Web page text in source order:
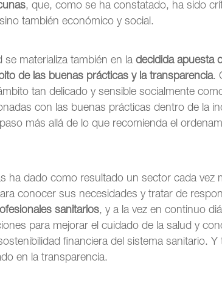
, que, como se ha constatado, ha sido
también económico y social.
materializa también en ladecidida apuesta
de las buenas prácticas y la transparencia.
tan delicado y sensible socialmente
con las buenas prácticas dentro de la
más allá de lo que recomienda el
ha dado como resultado un sector cada vez
conocer sus necesidades y tratar de
sanitarios, y a la vez en continuo
para mejorar el cuidado de la salud y
financiera del sistema sanitario.
en la transparencia.